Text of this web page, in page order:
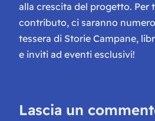
alla crescita del progetto. Per
contributo, ci saranno
tessera di Storie Campane,
e inviti ad eventi esclusivi!
Lascia un